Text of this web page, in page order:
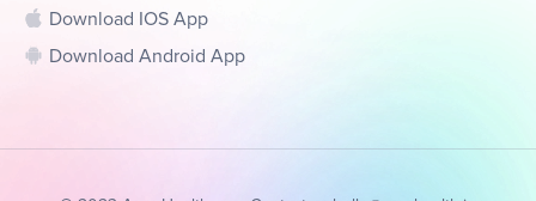
Download IOS App
Download Android App